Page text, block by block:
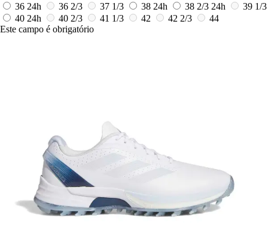
36 24h 36 2/3 37 1/3 38 24h 38 2/3 24h
39 1/3
40 24h 40 2/3 41 1/3 42 42 2/3
44
Este campo é obrigatório